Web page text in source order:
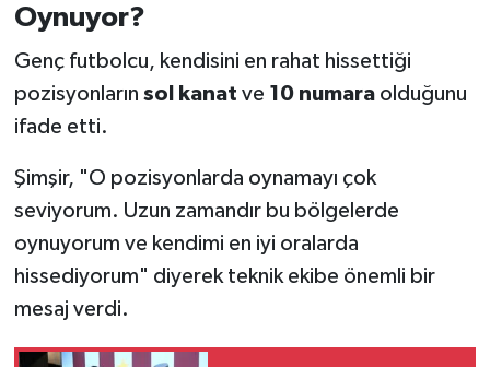
Oynuyor?
Genç futbolcu, kendisini en rahat hissettiği
pozisyonların sol kanat ve 10 numaraolduğunu
ifade etti.
Şimşir, "O pozisyonlarda oynamayı çok
seviyorum. Uzun zamandır bu bölgelerde
oynuyorum ve kendimi en iyi oralarda
hissediyorum" diyerek teknik ekibe önemli bir
mesaj verdi.